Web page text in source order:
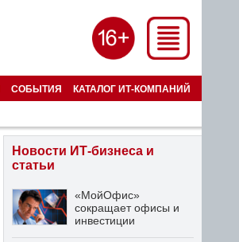
СОБЫТИЯ КАТАЛОГ ИТ-КОМПАНИЙ
Новости ИТ-бизнеса и
статьи
«МойОфис»
сокращает офисы и
инвестиции